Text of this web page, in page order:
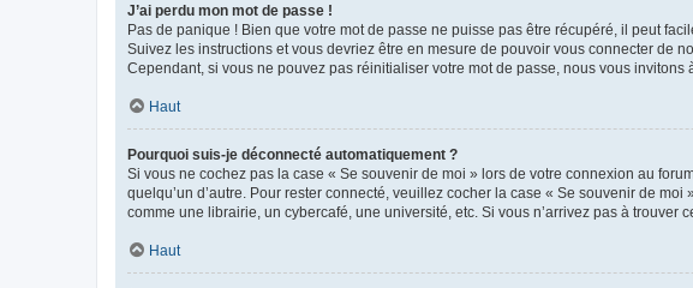
J’ai perdu mon mot de passe !
Pas de panique ! Bien que votre mot de passe ne puisse pas être récupéré, il peut
Suivez les instructions et vous devriez être en mesure de pouvoir vous connecter de
Cependant, si vous ne pouvez pas réinitialiser votre mot de passe, nous vous invitons
Haut
Pourquoi suis-je déconnecté automatiquement ?
Si vous ne cochez pas la case « Se souvenir de moi » lors de votre connexion au
quelqu’un d’autre. Pour rester connecté, veuillez cocher la case « Se souvenir de
comme une librairie, un cybercafé, une université, etc. Si vous n’arrivez pas à trouver
Haut